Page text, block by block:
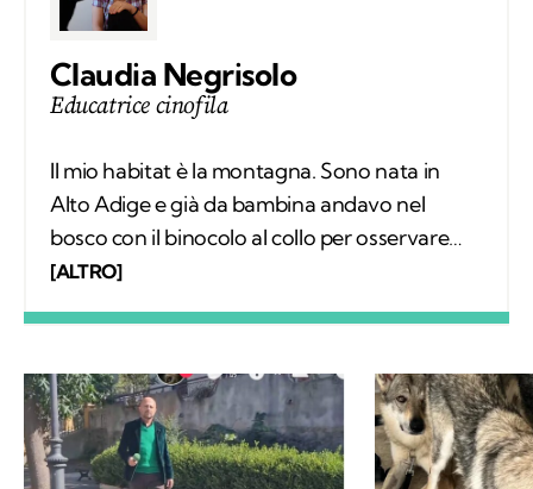
Claudia Negrisolo
Educatrice cinofila
Il mio habitat è la montagna. Sono nata in
Alto Adige e già da bambina andavo nel
bosco con il binocolo al collo per osservare
silenziosamente i comportamenti degli
poi ho studiato etologia, sono diventata
educatrice cinofila e ho trovato il mio posto in
Trentino, sulle Dolomiti di Brenta. Ora scrivo
di animali selvatici e domestici che vivono più
[ALTRO]